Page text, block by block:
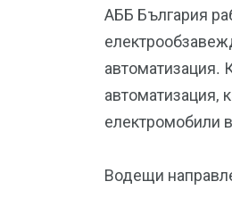
АББ България
автоматизация.
автоматизация,
електромобили
Водещи